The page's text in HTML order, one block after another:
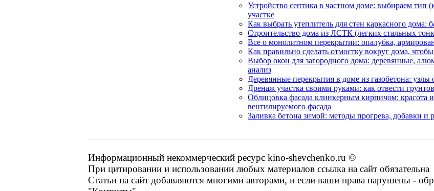
Устройство септика в частном доме: выбираем тип
участке
Как выбрать утеплитель для стен каркасного дома:
Строительство дома из ЛСТК (легких стальных
Все о монолитном перекрытии: опалубка,
Как правильно сделать отмостку вокруг дома,
Выбор окон для загородного дома: деревянные,
анализ
Деревянные перекрытия в доме из газобетона:
Дренаж участка своими руками: как отвести
Облицовка фасада клинкерным кирпичом: красота
вентилируемого фасада
Заливка бетона зимой: методы прогрева, добавки
Информационный некоммерческий ресурс kino-shevchenko.ru ©
При цитировании и использовании любых материалов ссылка на сайт обязательна
Статьи на сайт добавляются многими авторами, и если ваши права нарушены -